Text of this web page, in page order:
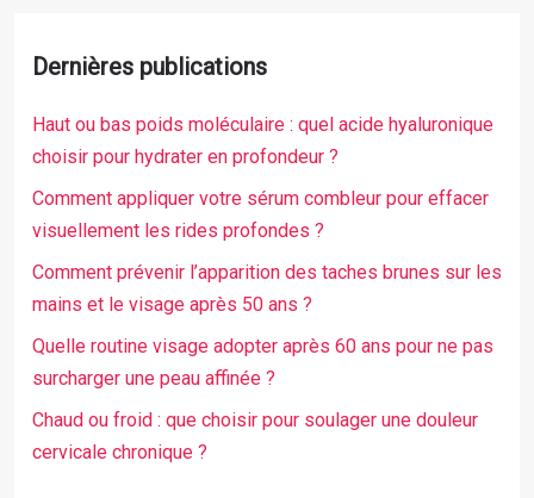
Dernières publications
Haut ou bas poids moléculaire : quel acide hyaluronique
choisir pour hydrater en profondeur ?
Comment appliquer votre sérum combleur pour effacer
visuellement les rides profondes ?
Comment prévenir l’apparition des taches brunes sur les
mains et le visage après 50 ans ?
Quelle routine visage adopter après 60 ans pour ne pas
surcharger une peau affinée ?
Chaud ou froid : que choisir pour soulager une douleur
cervicale chronique ?